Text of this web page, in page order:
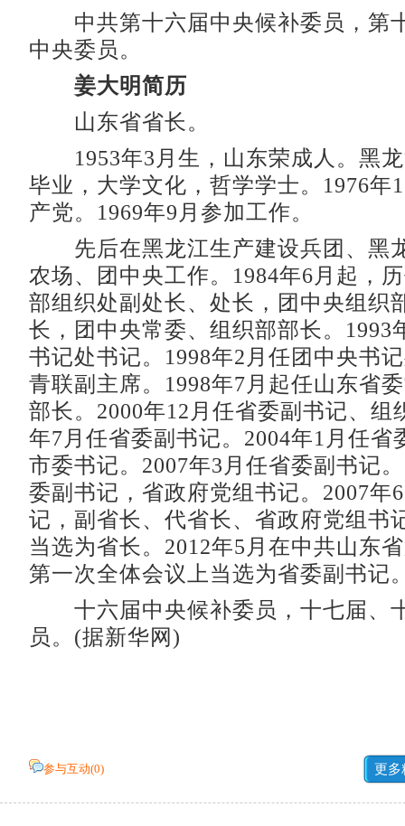
中共第十六届中央候补委员，第
中央委员。
姜大明简历
山东省省长。
1953年3月生，山东荣成人。黑龙
毕业，大学文化，哲学学士。1976年
产党。1969年9月参加工作。
先后在黑龙江生产建设兵团、黑
农场、团中央工作。1984年6月起，
部组织处副处长、处长，团中央组织
长，团中央常委、组织部部长。1993
书记处书记。1998年2月任团中央书
青联副主席。1998年7月起任山东省
部长。2000年12月任省委副书记、组
年7月任省委副书记。2004年1月任省
市委书记。2007年3月任省委副书记
委副书记，省政府党组书记。2007年
记，副省长、代省长、省政府党组书
当选为省长。2012年5月在中共山东
第一次全体会议上当选为省委副书记
十六届中央候补委员，十七届、
员。(据新华网)
参与互动(0) 更多